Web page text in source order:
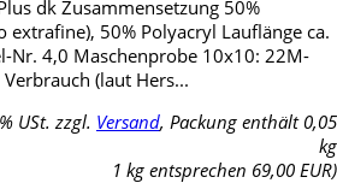
dk Zusammensetzung 50%
extrafine), 50% Polyacryl Lauflänge ca.
Nr. 4,0 Maschenprobe 10x10: 22M-
(laut Hers...
USt. zzgl. Versand, Packung enthält 0,05
kg
1 kg entsprechen 69,00 EUR)